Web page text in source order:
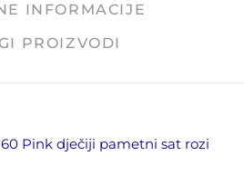
INFORMACIJE
PROIZVODI
Pink dječiji pametni sat rozi